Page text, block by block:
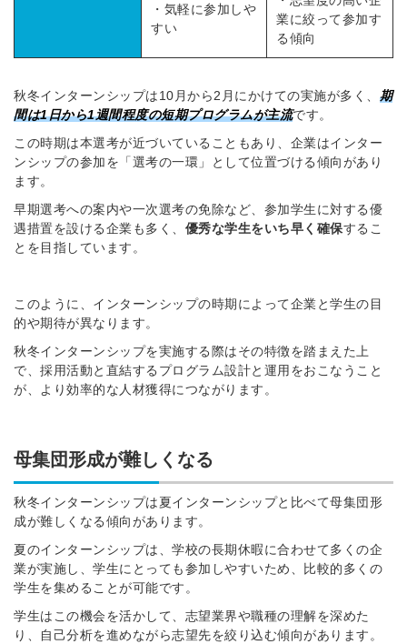
・気軽に参加しや
すい
業に絞って参加す
る傾向
秋冬インターンシップは10月から2月にかけての実施が多く、 期
間は1日から1週間程度の短期プログラムが主流です。
この時期は本選考が近づいていることもあり、企業はインター
ンシップの参加を「選考の一環」として位置づける傾向があり
ます。
早期選考への案内や一次選考の免除など、参加学生に対する優
遇措置を設ける企業も多く、 優秀な学生をいち早く確保するこ
とを目指しています。
このように、インターンシップの時期によって企業と学生の目
的や期待が異なります。
秋冬インターンシップを実施する際はその特徴を踏まえた上
で、採用活動と直結するプログラム設計と運用をおこなうこと
が、より効率的な人材獲得につながります。
母集団形成が難しくなる
秋冬インターンシップは夏インターンシップと比べて母集団形
成が難しくなる傾向があります。
夏のインターンシップは、学校の長期休暇に合わせて多くの企
業が実施し、学生にとっても参加しやすいため、比較的多くの
学生を集めることが可能です。
学生はこの機会を活かして、志望業界や職種の理解を深めた
り、自己分析を進めながら志望先を絞り込む傾向があります。
れですか？
でログイン
※ログインIDとなります
利用規約と個人情報の取り扱いについて
登録する
はありません